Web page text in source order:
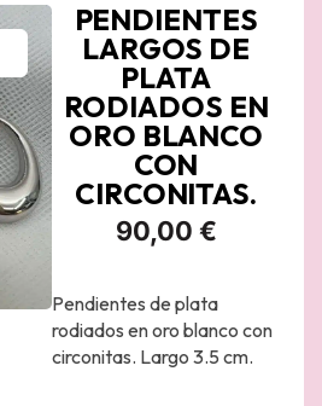
PENDIENTES
LARGOS DE
PLATA
RODIADOS EN
ORO BLANCO
CON
CIRCONITAS.
90,00 €
Pendientes de plata
rodiados en oro blanco con
circonitas. Largo 3.5 cm.